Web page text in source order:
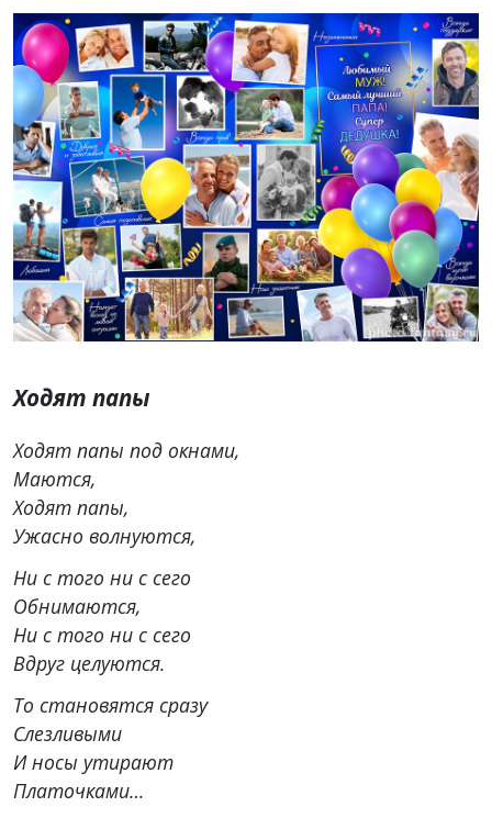
Ходят папы
Ходят папы под окнами,
Маются,
Ходят папы,
Ужасно волнуются,
Ни с того ни с сего
Обнимаются,
Ни с того ни с сего
Вдруг целуются.
То становятся сразу
Слезливыми
И носы утирают
Платочками…